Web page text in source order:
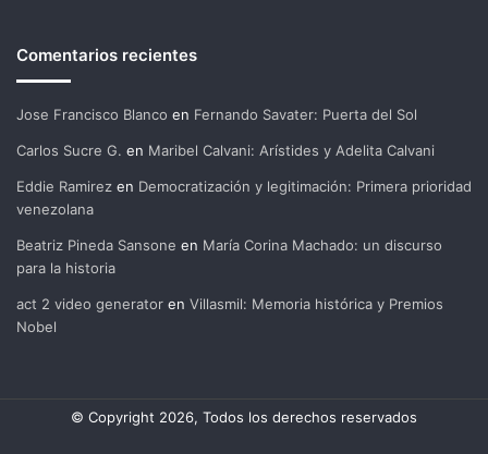
Comentarios recientes
Jose Francisco Blanco en Fernando Savater: Puerta del Sol
Carlos Sucre G. en Maribel Calvani: Arístides y Adelita Calvani
Eddie Ramirez en Democratización y legitimación: Primera prioridad
venezolana
Beatriz Pineda Sansone en María Corina Machado: un discurso
para la historia
act 2 video generator en Villasmil: Memoria histórica y Premios
Nobel
© Copyright 2026, Todos los derechos reservados